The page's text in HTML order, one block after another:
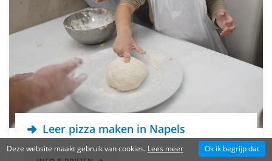
Leer pizza maken in Napels
Deze website maakt gebruik van cookies. Lees meer Ok ik begrijp dat